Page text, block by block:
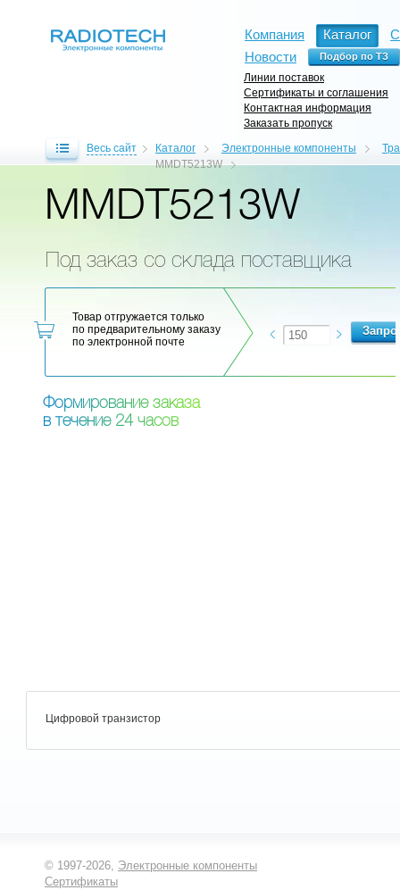
Компания Каталог
Новости
Линии поставок
Сертификаты и соглашения
Контактная информация
Заказать пропуск
Весь сайт Каталог Электронные компоненты
MMDT5213W
MMDT5213W
Под заказ со склада поставщика
Товар отгружается только
по предварительному заказу
по электронной почте
Формирование заказа
в течение 24 часов
Цифровой транзистор
© 1997-2026, Электронные компоненты
Сертификаты